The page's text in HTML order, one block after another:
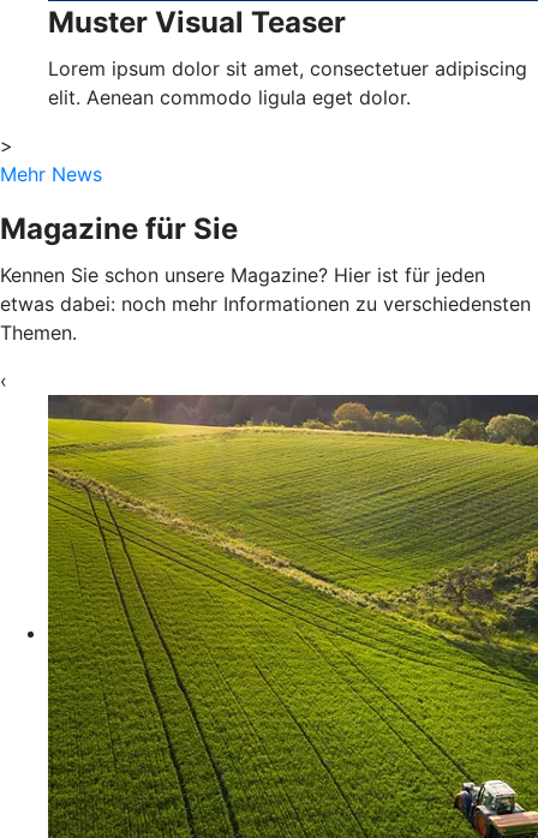
Muster Visual Teaser
Lorem ipsum dolor sit amet, consectetuer adipiscing
elit. Aenean commodo ligula eget dolor.
>
Mehr News
Magazine für Sie
Kennen Sie schon unsere Magazine? Hier ist für jeden
etwas dabei: noch mehr Informationen zu verschiedensten
Themen.
‹